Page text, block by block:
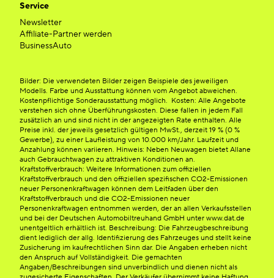
Service
Newsletter
Affiliate-Partner werden
BusinessAuto
Bilder: Die verwendeten Bilder zeigen Beispiele des jeweiligen
Modells. Farbe und Ausstattung können vom Angebot abweichen.
Kostenpflichtige Sonderausstattung möglich. Kosten: Alle Angebote
verstehen sich ohne Überführungskosten. Diese fallen in jedem Fall
zusätzlich an und sind nicht in der angezeigten Rate enthalten. Alle
Preise inkl. der jeweils gesetzlich gültigen MwSt., derzeit 19 % (0 %
Gewerbe), zu einer Laufleistung von 10.000 km/Jahr. Laufzeit und
Anzahlung können variieren. Hinweis: Neben Neuwagen bietet Allane
auch Gebrauchtwagen zu attraktiven Konditionen an.
Kraftstoffverbrauch: Weitere Informationen zum offiziellen
Kraftstoffverbrauch und den offiziellen spezifischen CO2-Emissionen
neuer Personenkraftwagen können dem Leitfaden über den
Kraftstoffverbrauch und die CO2-Emissionen neuer
Personenkraftwagen entnommen werden, der an allen Verkaufsstellen
und bei der Deutschen Automobiltreuhand GmbH unter www.dat.de
unentgeltlich erhältlich ist. Beschreibung: Die Fahrzeugbeschreibung
dient lediglich der allg. Identifizierung des Fahrzeuges und stellt keine
Zusicherung im kaufrechtlichen Sinn dar. Die Angaben erheben nicht
den Anspruch auf Vollständigkeit. Die gemachten
Angaben/Beschreibungen sind unverbindlich und dienen nicht als